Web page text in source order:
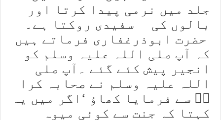
جلد میں نرمی پیدا کرتا اور
بالوں کی سفیدی روکتا ہے۔
حضرت ابوذرغفاری فرماتے ہیں
کہ آپ صلی اللہ علیہ وسلم کو
انجیر پیش کئے گئے ۔آپ صلی
اللہ علیہ وسلم نے صحابہ کرا
مؓ سے فرمایا کھاؤ ‘اگر میں یہ
کہتا کہ جنت سے کوئی میوہ